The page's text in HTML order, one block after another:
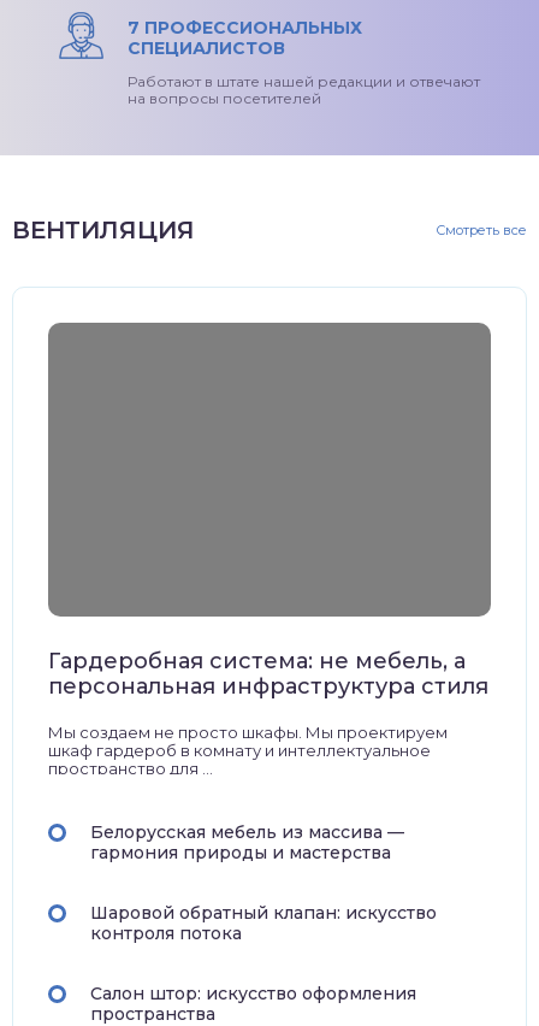
7 ПРОФЕССИОНАЛЬНЫХ
СПЕЦИАЛИСТОВ
Работают в штате нашей редакции и отвечают
на вопросы посетителей
ВЕНТИЛЯЦИЯ Смотреть все
Гардеробная система: не мебель, а
персональная инфраструктура стиля
Мы создаем не просто шкафы. Мы проектируем
шкаф гардероб в комнату и интеллектуальное
пространство для ...
Белорусская мебель из массива —
гармония природы и мастерства
Шаровой обратный клапан: искусство
контроля потока
Салон штор: искусство оформления
пространства